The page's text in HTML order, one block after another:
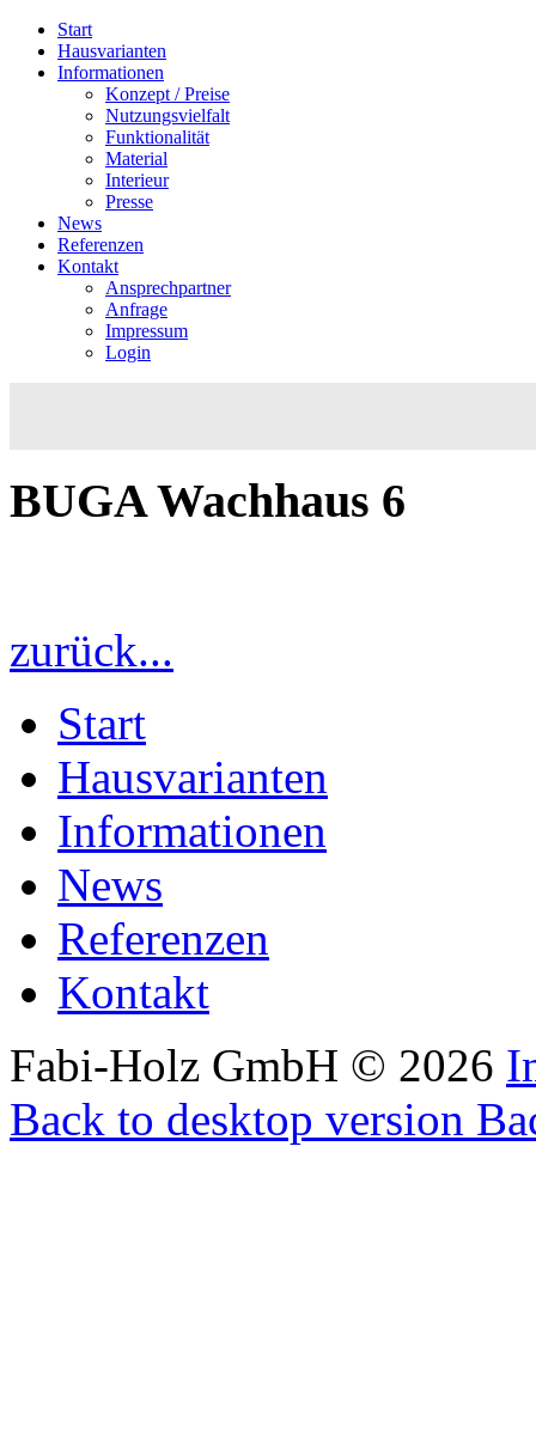
Start
Hausvarianten
Informationen
Konzept / Preise
Nutzungsvielfalt
Funktionalität
Material
Interieur
Presse
News
Referenzen
Kontakt
Ansprechpartner
Anfrage
Impressum
Login
BUGA Wachhaus 6
zurück...
Start
Hausvarianten
Informationen
News
Referenzen
Kontakt
Fabi-Holz GmbH © 2026
Back to desktop version